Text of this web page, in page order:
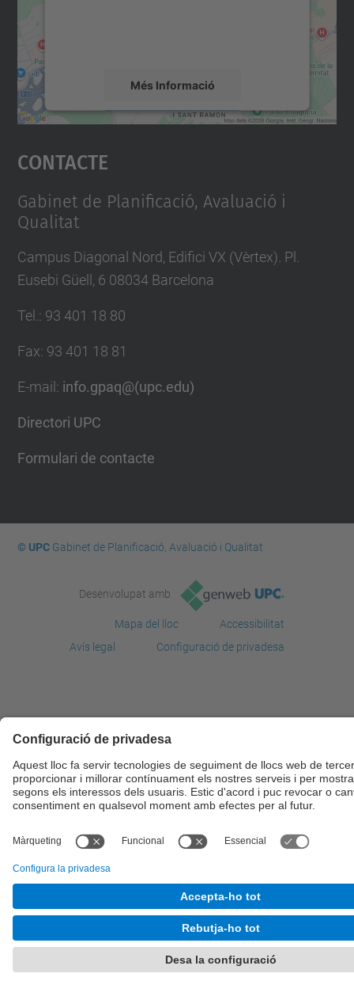
Més Informació
Accepta
powered by
Contacte
Gabinet de Planificació, Avaluació i
Qualitat
Campus Diagonal Nord, Edifici VX (Vèrtex). Pl.
Eusebi Güell, 6 08034 Barcelona
Tel. : 93 401 18 80
Fax: 93 401 18 81
E-mail : info.gpaq@(upc.edu)
Directori UPC
Formulari de contacte
© UPCGabinet de Planificació, Avaluació i Qualitat
Desenvolupat amb
Mapa del lloc
Accessibilitat
Avís legal
Configuració de privadesa